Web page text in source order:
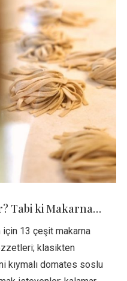
Tabi ki Makarna…
için 13 çeşit makarna
klasikten
kıymalı domates soslu